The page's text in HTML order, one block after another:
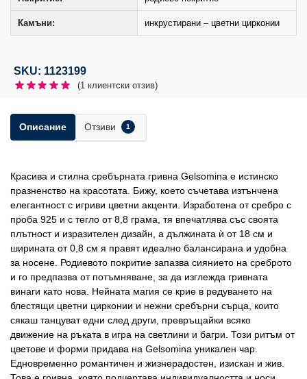
Камъни: инкрустирани – цветни цирконии
SKU: 1123199
(1 клиентски отзив)
Описание Отзиви 1
Красива и стилна сребърната гривна Gelsomina е истинско
празненство на красотата. Бижу, което съчетава изтънчена
елегантност с игриви цветни акценти. Изработена от сребро с
проба 925 и с тегло от 8,8 грама, тя впечатлява със своята
плътност и изразителен дизайн, а дължината ѝ от 18 см и
ширината от 0,8 см я правят идеално балансирана и удобна
за носене. Родиевото покритие запазва сиянието на среброто
и го предпазва от потъмняване, за да изглежда гривната
винаги като нова. Нейната магия се крие в редуването на
блестящи цветни цирконии и нежни сребърни сърца, които
сякаш танцуват едни след други, превръщайки всяко
движение на ръката в игра на светлини и багри. Този ритъм от
цветове и форми придава на Gelsomina уникален чар.
Едновременно романтичен и жизнерадостен, изискан и жив.